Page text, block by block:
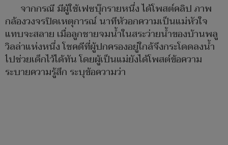
จากกรณี มีผู้ใช้เฟซบุ๊กรายหนึ่ง ได้โพสต์คลิป ภาพ
กล้องวงจรปิดเหตุการณ์ นาทีหัวอกความเป็นแม่หัวใจ
แทบจะสลาย เมื่อลูกชายจมน้ำในสระว่ายน้ำของบ้านพลู
วิลล่าแห่งหนึ่ง โชคดีที่ผู้ปกครองอยู่ใกล้จึงกระโดดลงน้ำ
ไปช่วยเด็กไว้ได้ทัน โดยผู้เป็นแม่ยังได้โพสต์ข้อความ
ระบายความรู้สึก ระบุข้อความว่า